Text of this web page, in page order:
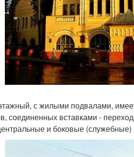
с жилыми подвалами,
соединенных вставками -
и боковые